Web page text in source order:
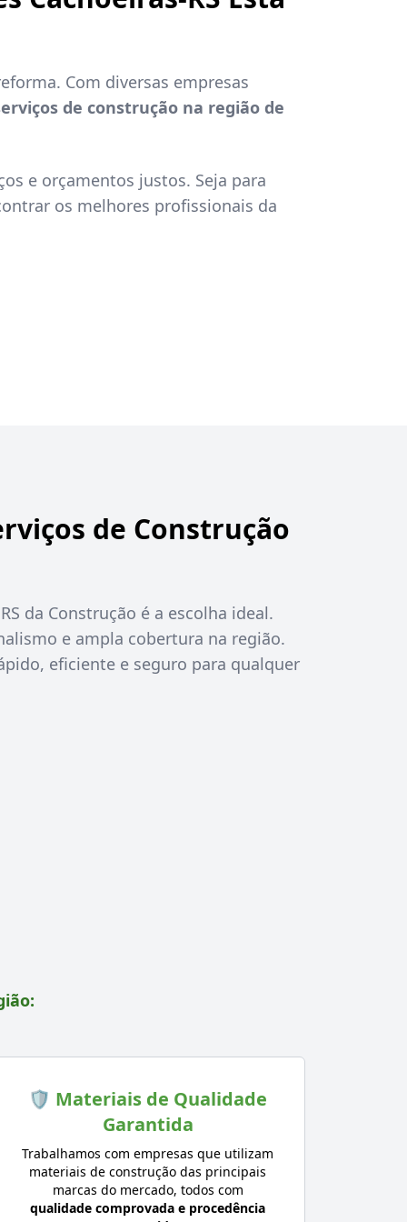
Com diversas empresas
de construção na região de
e orçamentos justos. Seja para
os melhores profissionais da
de Construção
da Construção é a escolha ideal.
e ampla cobertura na região.
eficiente e seguro para qualquer
🛡️ Materiais de Qualidade
Garantida
Trabalhamos com empresas que utilizam
materiais de construção das principais
marcas do mercado, todos com
qualidade comprovada e procedência